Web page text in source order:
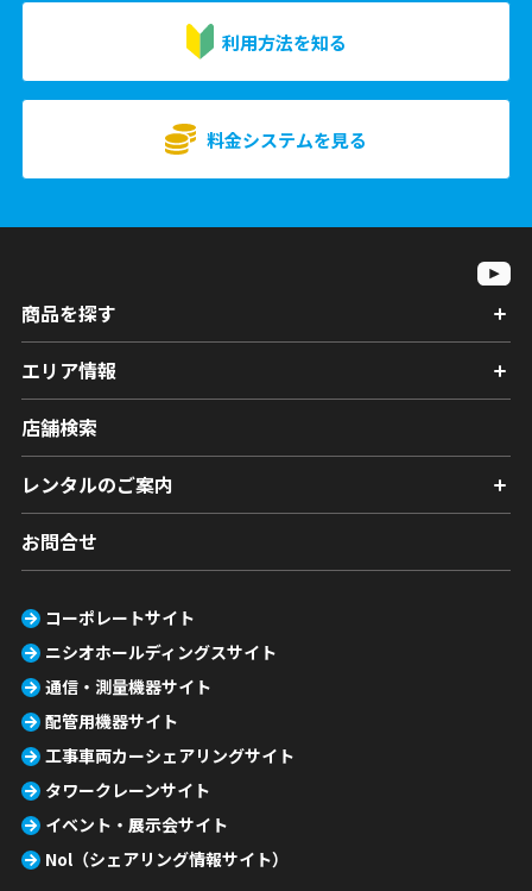
利用方法を知る
料金システムを見る
商品を探す
エリア情報
店舗検索
レンタルのご案内
お問合せ
コーポレートサイト
ニシオホールディングスサイト
通信・測量機器サイト
配管用機器サイト
工事車両カーシェアリングサイト
タワークレーンサイト
イベント・展示会サイト
Nol（シェアリング情報サイト）